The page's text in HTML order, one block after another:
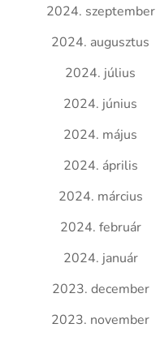
2024. szeptember
2024. augusztus
2024. július
2024. június
2024. május
2024. április
2024. március
2024. február
2024. január
2023. december
2023. november